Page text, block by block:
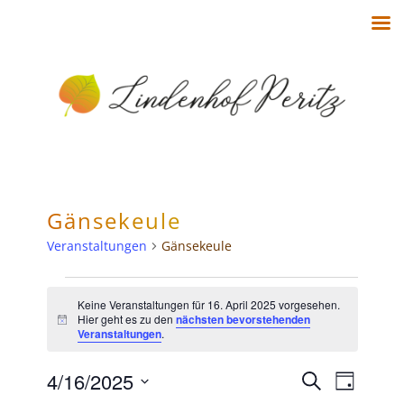
Gänsekeule
Veranstaltungen Gänsekeule
Hinweis
Keine Veranstaltungen für 16. April 2025 vorgesehen.
Hier geht es zu den nächsten bevorstehenden
Veranstaltungen.
SucheV
Tag
4/16/2025